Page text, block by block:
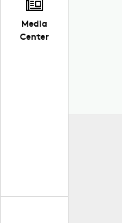
Media
Center